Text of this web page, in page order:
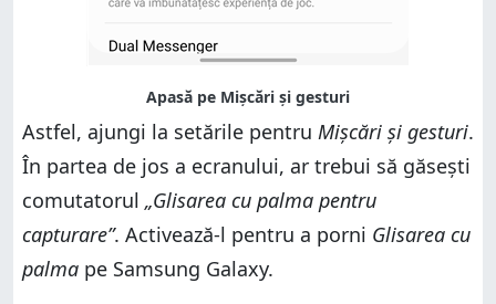
Astfel, ajungi la setările pentru Mișcări și gesturi.
În partea de jos a ecranului, ar trebui să găsești
comutatorul „Glisarea cu palma pentru
capturare”. Activează-l pentru a porni Glisarea cu
palma pe Samsung Galaxy.